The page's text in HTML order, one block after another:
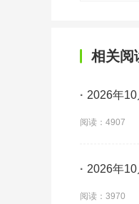
相关阅
· 2026年
阅读：4907
· 2026年
阅读：3970